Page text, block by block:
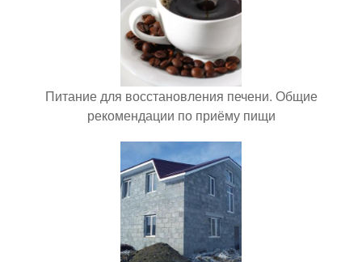
Питание для восстановления печени. Общие
рекомендации по приёму пищи